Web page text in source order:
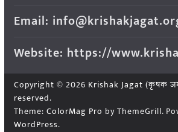
Email:
Website: https://
Copyright © 2026 Krishak Jagat (कृषक
reserved.
Theme: ColorMag Pro by ThemeGrill.
WordPress.